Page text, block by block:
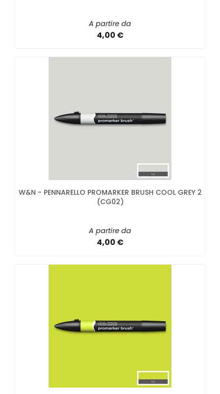
A partire da
4,00 €
W&N - PENNARELLO PROMARKER BRUSH COOL GREY 2
(CG02)
A partire da
4,00 €